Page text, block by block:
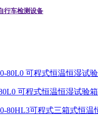
行车检测设备
可程式恒温恒湿试验箱